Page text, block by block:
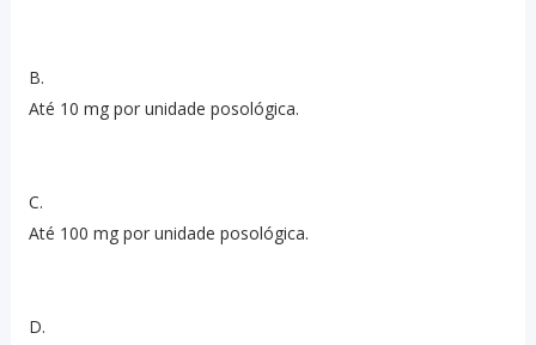
B.
Até 10 mg por unidade posológica.
C.
Até 100 mg por unidade posológica.
D.